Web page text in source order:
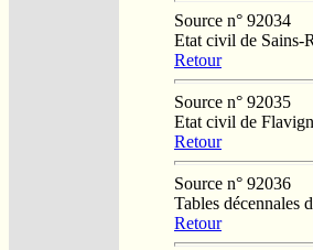
Source n° 92034
Etat civil de Sains-
Retour
Source n° 92035
Etat civil de
Retour
Source n° 92036
Tables décennales
Retour